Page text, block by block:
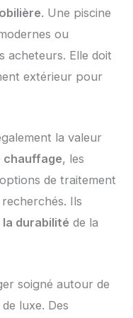
. Une piscine
ou
acheteurs. Elle doit
extérieur pour
la valeur
chauffage, les
de traitement
Ils
durabilité de la
soigné autour de
luxe. Des